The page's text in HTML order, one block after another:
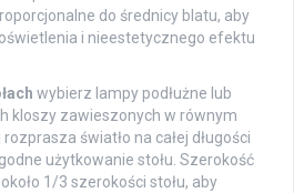
do średnicy blatu, aby
i nieestetycznego efektu
wybierz lampy podłużne lub
kloszy zawieszonych w równym
światło na całej długości
użytkowanie stołu. Szerokość
1/3 szerokości stołu, aby